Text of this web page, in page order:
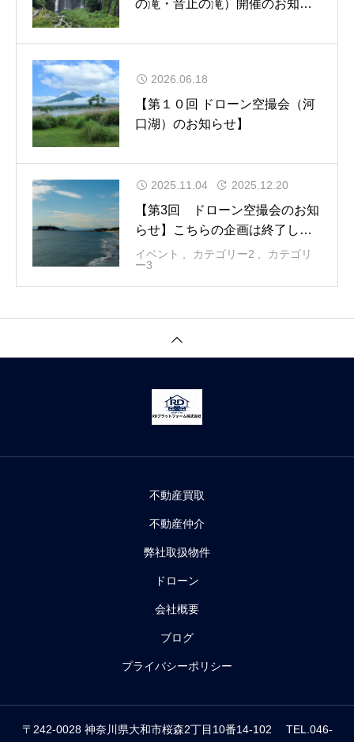
の滝・音止の滝）開催のお知ら
2026.06.18
【第１０回 ドローン空撮会（河
口湖）のお知らせ】
2025.11.04 2025.12.20
【第3回 ドローン空撮会のお知
らせ】こちらの企画は終了しま
した。
イベント カテゴリー2
カテゴリ
ー3
不動産買取
不動産仲介
弊社取扱物件
ドローン
会社概要
ブログ
プライバシーポリシー
〒242-0028 神奈川県大和市桜森2丁目10番14-102 TEL.046-